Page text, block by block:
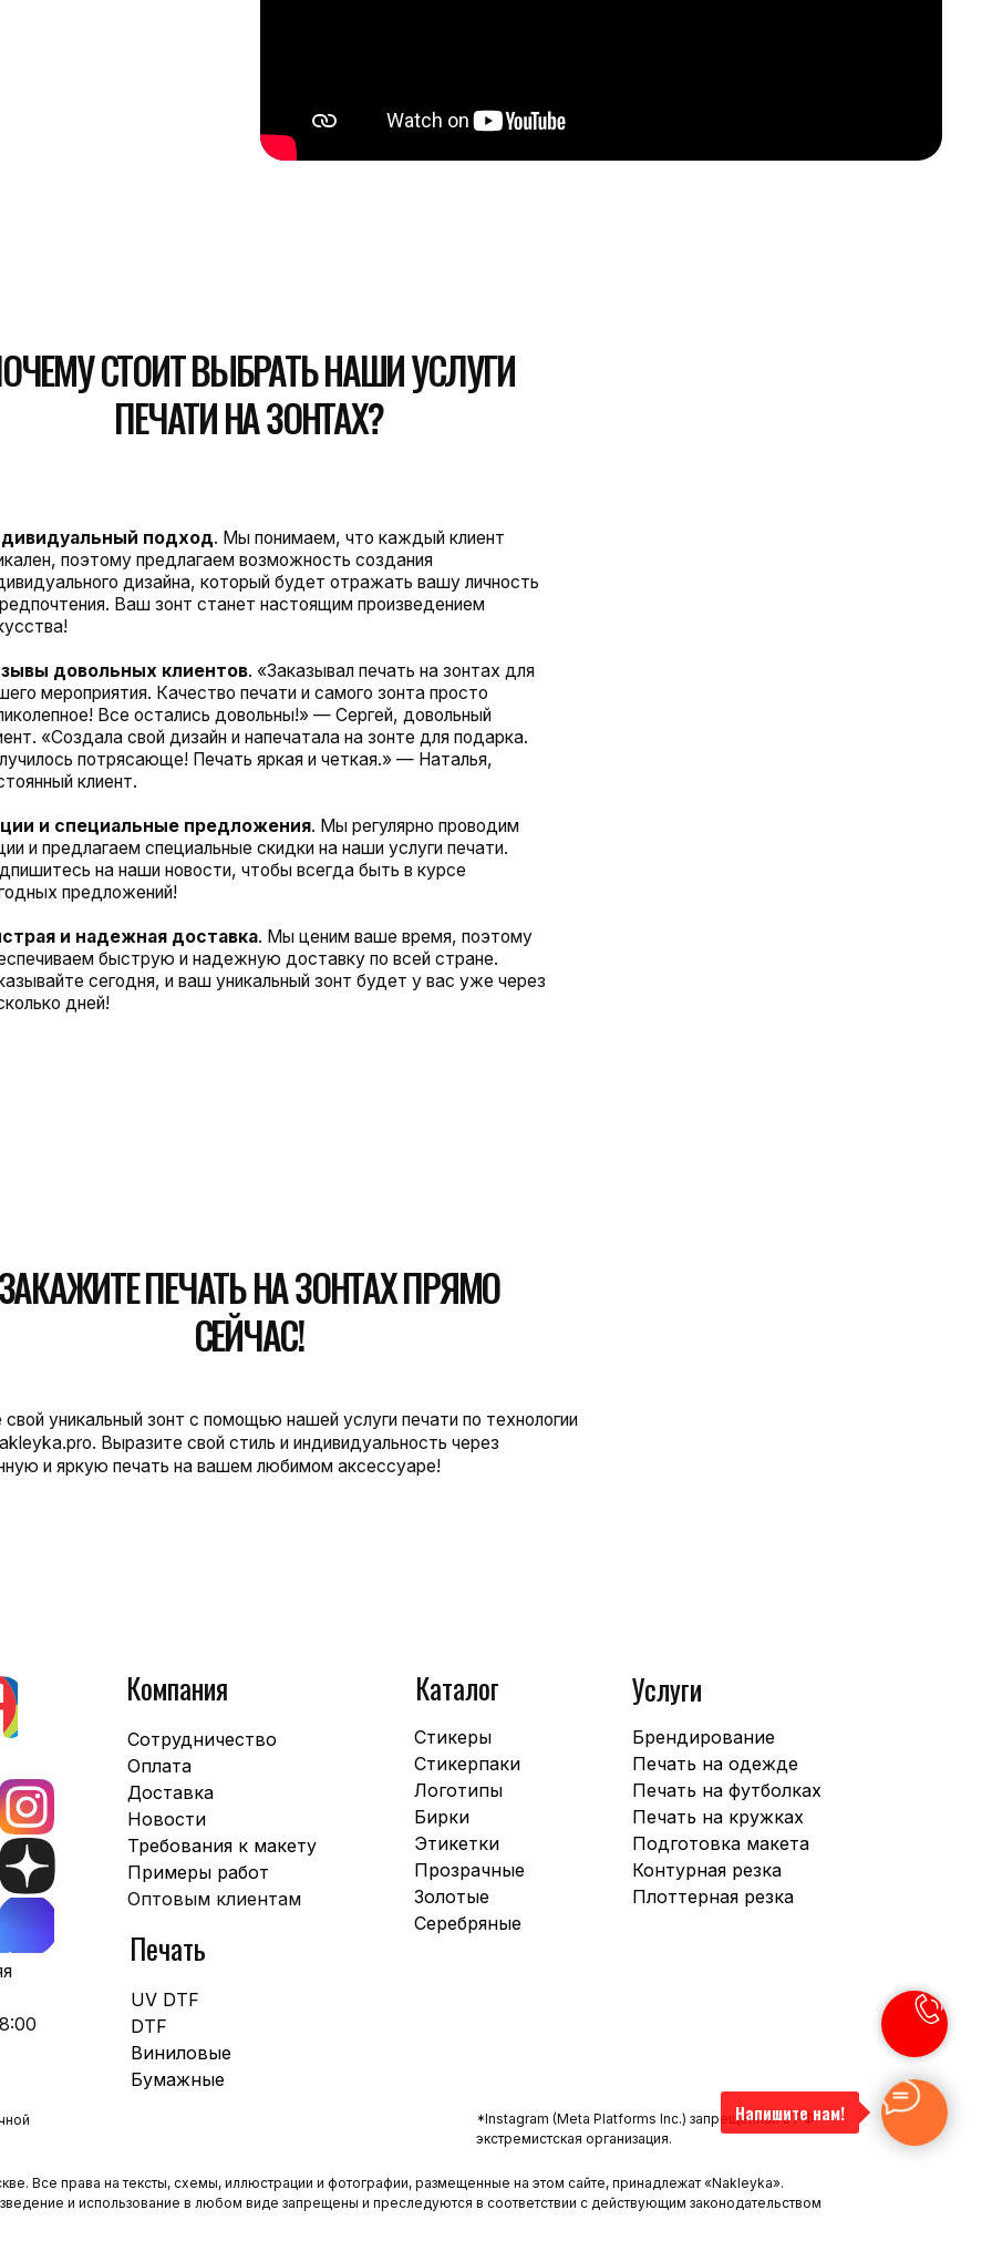
СТОИТ ВЫБРАТЬ НАШИ УСЛУГИ
Ваш зонт станет настоящим произведением
клиентов . «Заказывал печать на зонтах для
Качество печати и самого зонта просто
предложения. Мы регулярно проводим
специальные скидки на наши услуги печати.
на наши новости, чтобы всегда быть в курсе
быструю и надежную доставку по всей стране.
сегодня, и ваш уникальный зонт будет у вас уже через
дней!
ПЕЧАТЬ НА ЗОНТАХ ПРЯМО
СЕЙЧАС!
Напишите нам!
Все права на тексты, схемы, иллюстрации и фотографии, размещенные на этом сайте, принадлежат «Nakleyka».
и использование в любом виде запрещены и преследуются в соответствии с действующим законодательством
*Instagram (Meta Platforms Inc.) запрещенная в РФ
экстремистская организация.
Услуги
Брендирование
Печать на одежде
Печать на футболках
Печать на кружках
Подготовка макета
Контурная резка
Плоттерная резка
Каталог
Стикеры
Стикерпаки
Логотипы
Бирки
Этикетки
Прозрачные
Золотые
Серебряные
Печать
UV DTF
DTF
Виниловые
Бумажные
Компания
Сотрудничество
Оплата
Доставка
Новости
Требования к макету
Примеры работ
Оптовым клиентам